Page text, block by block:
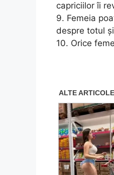
capriciilor îi
9. Femeia
despre totul
10. Orice